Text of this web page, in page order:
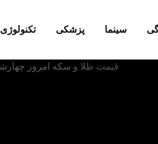
سینما پزشکی تکنولوژی